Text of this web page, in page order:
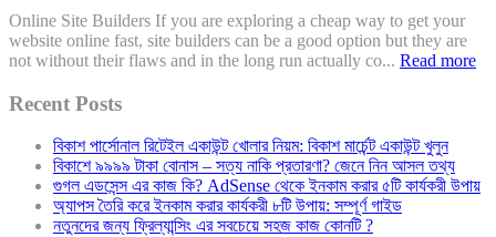
Online Site Builders If you are exploring a cheap way to get your
website online fast, site builders can be a good option but they are
not without their flaws and in the long run actually co... Read more
Recent Posts
বিকাশ পার্সোনাল রিটেইল একাউন্ট খোলার নিয়ম: বিকাশ মার্চেন্ট একাউন্ট খুলুন
বিকাশে ৯৯৯৯ টাকা বোনাস – সত্য নাকি প্রতারণা? জেনে নিন আসল তথ্য
গুগল এডসেন্স এর কাজ কি? AdSense থেকে ইনকাম করার ৫টি কার্যকরী উপায়
অ্যাপস তৈরি করে ইনকাম করার কার্যকরী ৮টি উপায়: সম্পূর্ণ গাইড
নতুনদের জন্য ফ্রিল্যান্সিং এর সবচেয়ে সহজ কাজ কোনটি ?